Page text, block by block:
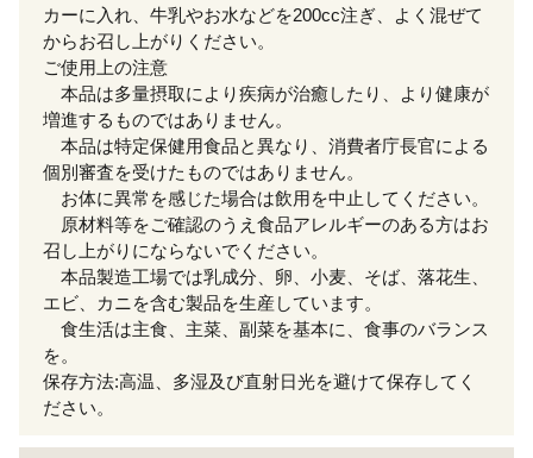
カーに入れ、牛乳やお水などを200cc注ぎ、よく混ぜて
からお召し上がりください。
ご使用上の注意
本品は多量摂取により疾病が治癒したり、より健康が
増進するものではありません。
本品は特定保健用食品と異なり、消費者庁長官による
個別審査を受けたものではありません。
お体に異常を感じた場合は飲用を中止してください。
原材料等をご確認のうえ食品アレルギーのある方はお
召し上がりにならないでください。
本品製造工場では乳成分、卵、小麦、そば、落花生、
エビ、カニを含む製品を生産しています。
食生活は主食、主菜、副菜を基本に、食事のバランス
を。
保存方法:高温、多湿及び直射日光を避けて保存してく
ださい。